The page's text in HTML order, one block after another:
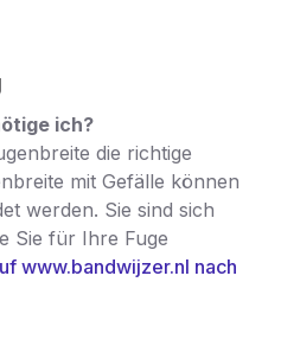
ich?
die richtige
mit Gefälle können
werden. Sie sind sich
Sie für Ihre Fuge
www.bandwijzer.nl nach